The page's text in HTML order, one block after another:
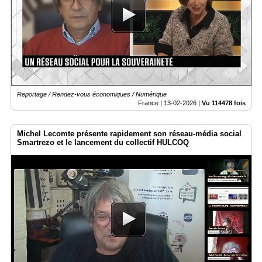
Reportage / Rendez-vous économiques / Numérique
France | 13-02-2026 | Vu 114478 fois
Michel Lecomte présente rapidement son réseau-média social
Smartrezo et le lancement du collectif HULCOQ